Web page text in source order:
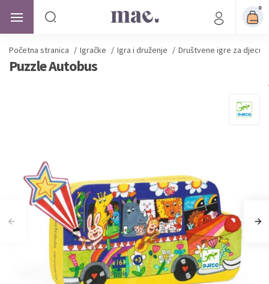
0
Početna stranica / Igračke / Igra i druženje / Društvene igre za djecu
Puzzle Autobus